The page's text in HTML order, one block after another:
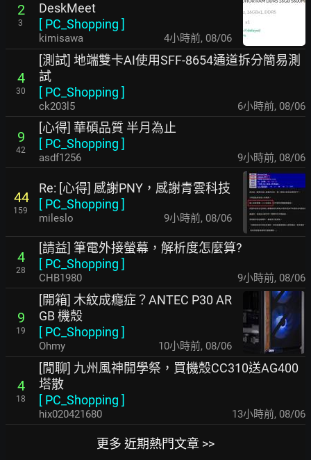
2
3
DeskMeet
[ PC_Shopping ]
kimisawa 4小時前, 08/06
4
30
[測試] 地端雙卡AI使用SFF-8654通道拆分簡易測
試
[ PC_Shopping ]
ck203l5 6小時前, 08/06
9
42
[心得] 華碩品質 半月為止
[ PC_Shopping ]
asdf1256 9小時前, 08/06
44
159
Re: [心得] 感謝PNY，感謝青雲科技
[ PC_Shopping ]
mileslo 9小時前, 08/06
4
28
[請益] 筆電外接螢幕，解析度怎麼算?
[ PC_Shopping ]
CHB1980 9小時前, 08/06
9
19
[開箱] 木紋成癮症？ANTEC P30 AR
GB 機殼
[ PC_Shopping ]
Ohmy 10小時前, 08/06
4
18
[閒聊] 九州風神開學祭，買機殼CC310送AG400
塔散
[ PC_Shopping ]
hix020421680 13小時前, 08/06
更多 近期熱門文章 >>